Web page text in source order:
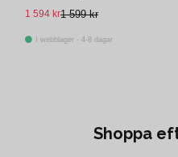
1 599 kr
1 594 kr
I webblager - 4-8 dagar
Shoppa